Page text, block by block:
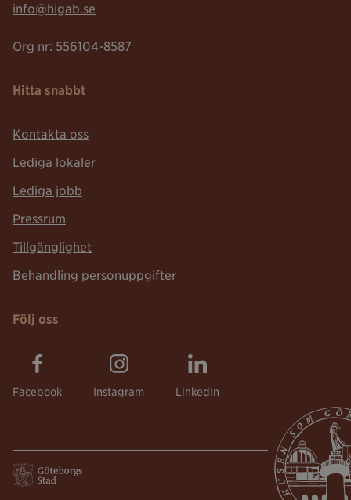
Mailadress:
info@higab.se
Org nr: 556104-8587
Hitta snabbt
Kontakta oss
Lediga lokaler
Lediga jobb
Pressrum
Tillgänglighet
Behandling personuppgifter
Följ oss
Facebook Instagram LinkedIn